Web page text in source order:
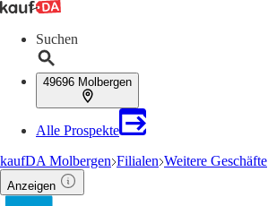
Suchen
49696 Molbergen
Alle Prospekte
kaufDA Molbergen Filialen Weitere Geschäfte
Anzeigen